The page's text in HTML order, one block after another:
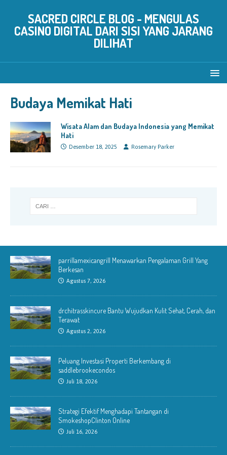
SACRED CIRCLE BLOG - MENGULAS
CASINO DIGITAL DARI SISI YANG JARANG
DILIHAT
Budaya Memikat Hati
Wisata Alam dan Budaya Indonesia yang Memikat
Hati
Desember 18, 2025 Rosemary Parker
parrillamexicangrill Menawarkan Pengalaman Grill Yang
Berkesan
Agustus 7, 2026
drchitrasskincure Bantu Wujudkan Kulit Sehat, Cerah, dan
Terawat
Agustus 2, 2026
Peluang Investasi Properti Berkembang di
saddlebrookecondos
Juli 18, 2026
Strategi Efektif Menghadapi Tantangan di
SmokeshopClinton Online
Juli 16, 2026